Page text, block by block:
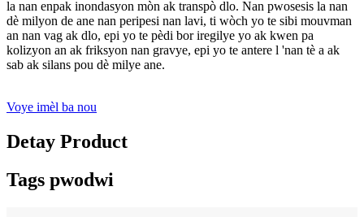
la nan enpak inondasyon mòn ak transpò dlo. Nan pwosesis la nan
dè milyon de ane nan peripesi nan lavi, ti wòch yo te sibi mouvman
an nan vag ak dlo, epi yo te pèdi bor iregilye yo ak kwen pa
kolizyon an ak friksyon nan gravye, epi yo te antere l 'nan tè a ak
sab ak silans pou dè milye ane.
Voye imèl ba nou
Detay Product
Tags pwodwi